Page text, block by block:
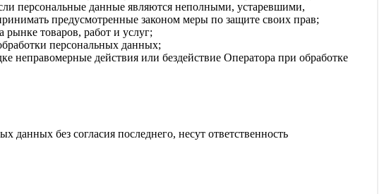
персональные данные являются неполными, устаревшими,
предусмотренные законом меры по защите своих прав;
товаров, работ и услуг;
персональных данных;
действия или бездействие Оператора при обработке
данных без согласия последнего, несут ответственность